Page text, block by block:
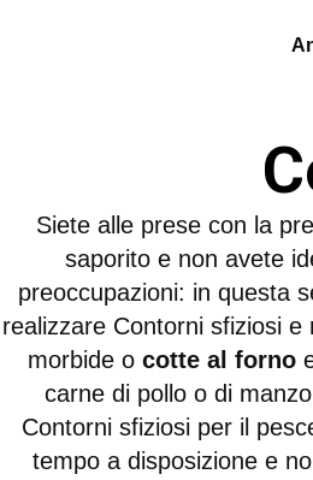
Siete alle prese con la
saporito e non avete
preoccupazioni: in questa
realizzare Contorni sfiziosi
morbide o cotte al forno
carne di pollo o di
Contorni sfiziosi per il
tempo a disposizione e